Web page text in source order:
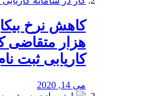
هزار متقاضی
کاریابی ثبت
می 14, 2020